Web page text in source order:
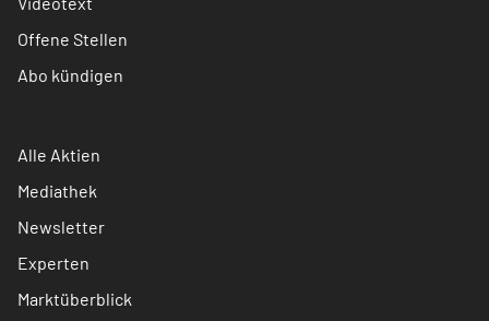
Offene Stellen
Abo kündigen
Alle Aktien
Mediathek
Newsletter
Experten
Marktüberblick